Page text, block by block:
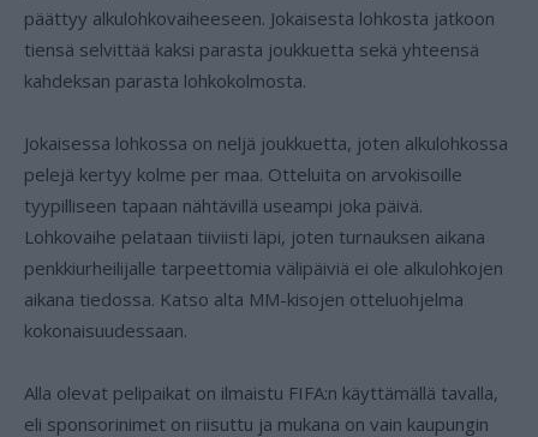
päättyy alkulohkovaiheeseen. Jokaisesta lohkosta jatkoon
tiensä selvittää kaksi parasta joukkuetta sekä yhteensä
kahdeksan parasta lohkokolmosta.
Jokaisessa lohkossa on neljä joukkuetta, joten alkulohkossa
pelejä kertyy kolme per maa. Otteluita on arvokisoille
tyypilliseen tapaan nähtävillä useampi joka päivä.
Lohkovaihe pelataan tiiviisti läpi, joten turnauksen aikana
penkkiurheilijalle tarpeettomia välipäiviä ei ole alkulohkojen
aikana tiedossa. Katso alta MM-kisojen otteluohjelma
kokonaisuudessaan.
Alla olevat pelipaikat on ilmaistu FIFA:n käyttämällä tavalla,
eli sponsorinimet on riisuttu ja mukana on vain kaupungin